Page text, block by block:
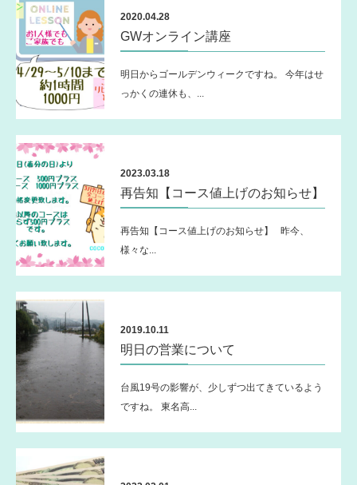
2020.04.28
GWオンライン講座
明日からゴールデンウィークですね。 今年はせ
っかくの連休も、...
2023.03.18
再告知【コース値上げのお知らせ】
再告知【コース値上げのお知らせ】 昨今、
様々な...
2019.10.11
明日の営業について
台風19号の影響が、少しずつ出てきているよう
ですね。 東名高...